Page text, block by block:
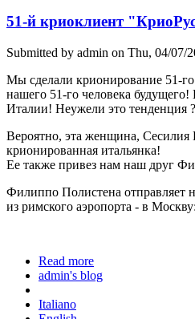
51-й криоклиент
Submitted by admin on Thu, 04/07/
Мы сделали крионирование 51-
нашего 51-го человека будущего!
Италии! Неужели это тенденция
Вероятно, эта женщина, Сесилия
крионированная итальянка!
Ее также привез нам наш друг
Филиппо Полистена отправляет
из римского аэропорта - в Москву:
Read more
Италии!
admin's blog
Italiano